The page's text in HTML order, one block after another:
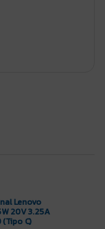
Lenovo
20V 3.25A
(Tipo C)